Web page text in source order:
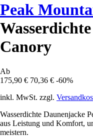
Peak
Canory
Ab
175,90 € 70,36 € -60%
inkl. MwSt. zzgl.
Wasserdichte Daunenjacke
aus Leistung und Komfort,
meistern.